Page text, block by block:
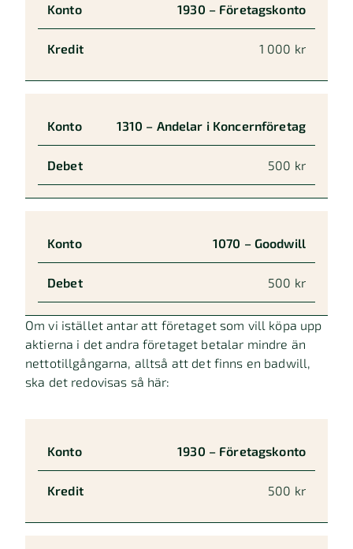
Debet
1930 – Företagskonto
1 000 kr
1310 – Andelar i Koncernföretag
500 kr
1070 – Goodwill
500 kr
Om vi istället antar att företaget som vill köpa upp
aktierna i det andra företaget betalar mindre än
nettotillgångarna, alltså att det finns en badwill,
ska det redovisas så här:
Debet
1930 – Företagskonto
500 kr